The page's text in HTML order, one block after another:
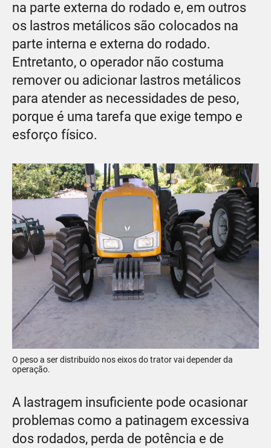
na parte externa do rodado e, em outros
os lastros metálicos são colocados na
parte interna e externa do rodado.
Entretanto, o operador não costuma
remover ou adicionar lastros metálicos
para atender as necessidades de peso,
porque é uma tarefa que exige tempo e
esforço físico.
O peso a ser distribuído nos eixos do trator vai depender da
operação.
A lastragem insuficiente pode ocasionar
problemas como a patinagem excessiva
dos rodados, perda de potência e de